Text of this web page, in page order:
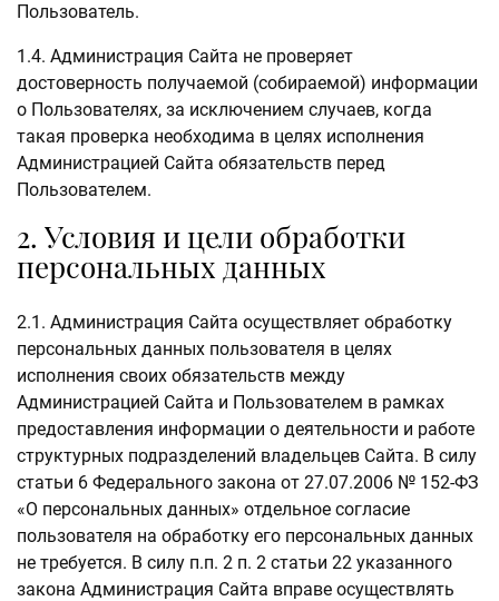
Пользователь.
1.4. Администрация Сайта не проверяет
достоверность получаемой (собираемой) информации
о Пользователях, за исключением случаев, когда
такая проверка необходима в целях исполнения
Администрацией Сайта обязательств перед
Пользователем.
2. Условия и цели обработки
персональных данных
2.1. Администрация Сайта осуществляет обработку
персональных данных пользователя в целях
исполнения своих обязательств между
Администрацией Сайта и Пользователем в рамках
предоставления информации о деятельности и работе
структурных подразделений владельцев Сайта. В силу
статьи 6 Федерального закона от 27.07.2006 № 152-ФЗ
«О персональных данных» отдельное согласие
пользователя на обработку его персональных данных
не требуется. В силу п.п. 2 п. 2 статьи 22 указанного
закона Администрация Сайта вправе осуществлять